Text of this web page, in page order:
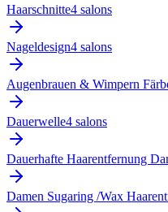
Haarschnitte4 salons
Nageldesign4 salons
Augenbrauen & Wimpern
Dauerwelle4 salons
Dauerhafte Haarentfernung
Damen Sugaring /Wax